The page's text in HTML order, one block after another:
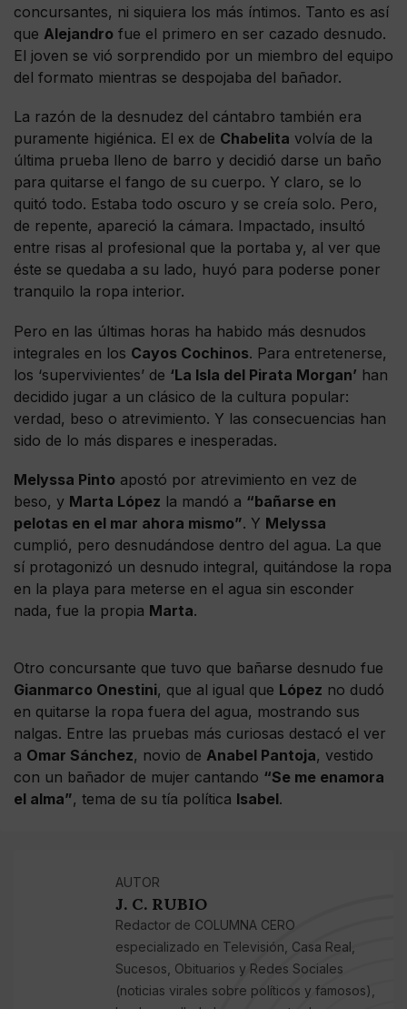
concursantes, ni siquiera los más íntimos. Tanto es así
que Alejandro fue el primero en ser cazado desnudo.
El joven se vió sorprendido por un miembro del equipo
del formato mientras se despojaba del bañador.
La razón de la desnudez del cántabro también era
puramente higiénica. El ex de Chabelita volvía de la
última prueba lleno de barro y decidió darse un baño
para quitarse el fango de su cuerpo. Y claro, se lo
quitó todo. Estaba todo oscuro y se creía solo. Pero,
de repente, apareció la cámara. Impactado, insultó
entre risas al profesional que la portaba y, al ver que
éste se quedaba a su lado, huyó para poderse poner
tranquilo la ropa interior.
Pero en las últimas horas ha habido más desnudos
integrales en los Cayos Cochinos. Para entretenerse,
los ‘supervivientes’ de ‘La Isla del Pirata Morgan’ han
decidido jugar a un clásico de la cultura popular:
verdad, beso o atrevimiento. Y las consecuencias han
sido de lo más dispares e inesperadas.
Melyssa Pinto apostó por atrevimiento en vez de
beso, y Marta López la mandó a “bañarse en
pelotas en el mar ahora mismo”. Y Melyssa
cumplió, pero desnudándose dentro del agua. La que
sí protagonizó un desnudo integral, quitándose la ropa
en la playa para meterse en el agua sin esconder
nada, fue la propia Marta.
Otro concursante que tuvo que bañarse desnudo fue
Gianmarco Onestini, que al igual que López no dudó
en quitarse la ropa fuera del agua, mostrando sus
nalgas. Entre las pruebas más curiosas destacó el ver
a Omar Sánchez, novio de Anabel Pantoja, vestido
con un bañador de mujer cantando “Se me enamora
el alma”, tema de su tía política Isabel.
AUTOR
J. C. RUBIO
Redactor de COLUMNA CERO
especializado en Televisión, Casa Real,
Sucesos, Obituarios y Redes Sociales
(noticias virales sobre políticos y famosos),